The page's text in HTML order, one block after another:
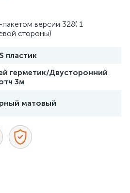
версии 328( 1
стороны)
пластик
герметик/Двусторонний
3м
матовый